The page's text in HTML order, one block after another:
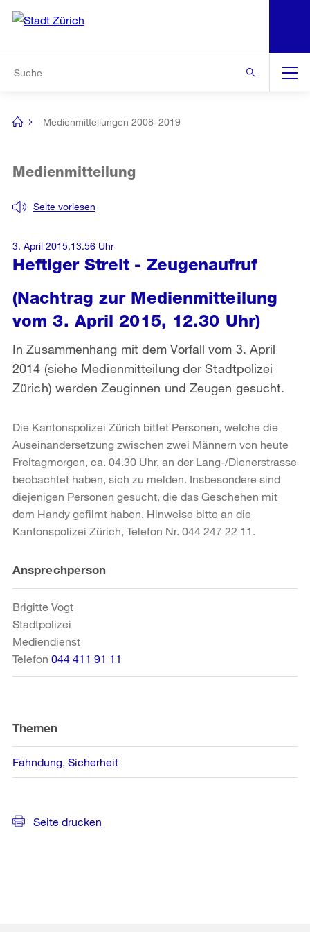
Navigation
[no
Medienmitteilungen 2008–2019
Heftiger Streit - Zeugenaufruf
Seite vorlesen
Medienmitteilung
(Nachtrag zur Medienmitteilung
vom 3. April 2015, 12.30 Uhr)
In Zusammenhang mit dem Vorfall vom 3. April
2014 (siehe Medienmitteilung der Stadtpolizei
Zürich) werden Zeuginnen und Zeugen gesucht.
3. April 2015,13.56 Uhr
Die Kantonspolizei Zürich bittet Personen, welche die
Auseinandersetzung zwischen zwei Männern von heute
Freitagmorgen, ca. 04.30 Uhr, an der Lang-/Dienerstrasse
beobachtet haben, sich zu melden. Insbesondere sind
diejenigen Personen gesucht, die das Geschehen mit
dem Handy gefilmt haben. Hinweise bitte an die
Kantonspolizei Zürich, Telefon Nr. 044 247 22 11.
Weitere
Informationen
Ansprechperson
Brigitte Vogt
Stadtpolizei
Mediendienst
Telefon 044 411 91 11
Themen
Fahndung Sicherheit
Seite drucken